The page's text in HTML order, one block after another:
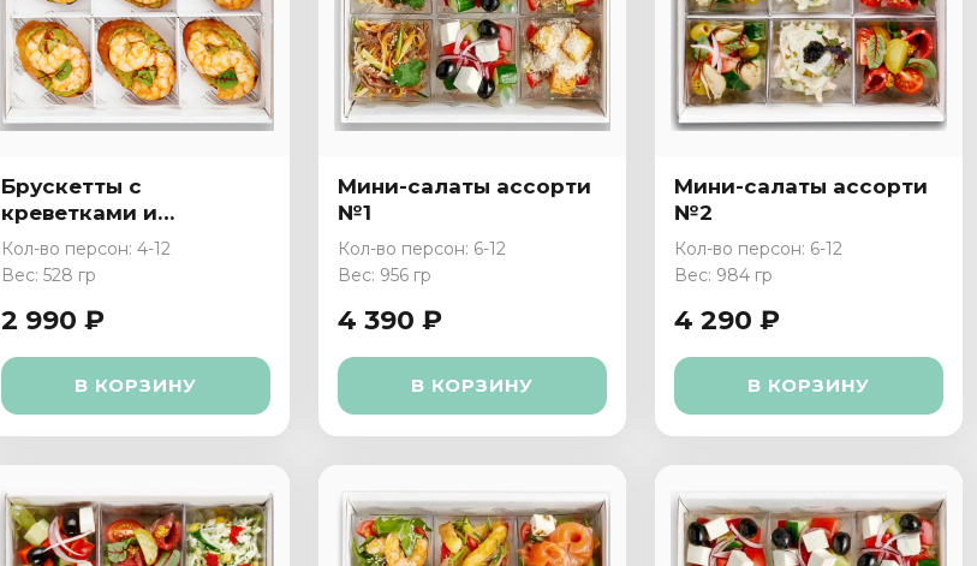
Брускетты с
креветками и
гуакамоле
Кол-во персон: 4-12
Вес: 528 гр
2 990 ₽
В КОРЗИНУ
Мини-салаты ассорти
№1
Кол-во персон: 6-12
Вес: 956 гр
4 390 ₽
В КОРЗИНУ
Мини-салаты ассорти
№2
Кол-во персон: 6-12
Вес: 984 гр
4 290 ₽
В КОРЗИНУ